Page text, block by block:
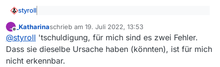
styroll
heruntergeladene Downloads aus der
Downloadliste entfernt. Seit dem letzten Update ist
das nicht mehr der Fall. Warum?
Das Problem hast du eben erst in einem anderen von dir
eröffneten Thread geschildert. Und dort gibt’s
eine
Lösung dazu. Es wäre schon noch nett, dort
(überhaupt) zu reagieren statt einen neuen Thread zu
_
Offline
_Katharinaschrieb am 19. Juli 2022, 13:53
zuletzt editiert von
@styroll 'tschuldigung, für mich sind es zwei Fehler.
Dass sie dieselbe Ursache haben (könnten), ist für mich
nicht erkennbar.